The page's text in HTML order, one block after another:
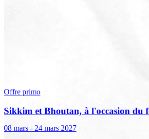
Offre primo
Sikkim et Bhoutan, à l'occasion du
08 mars - 24 mars 2027